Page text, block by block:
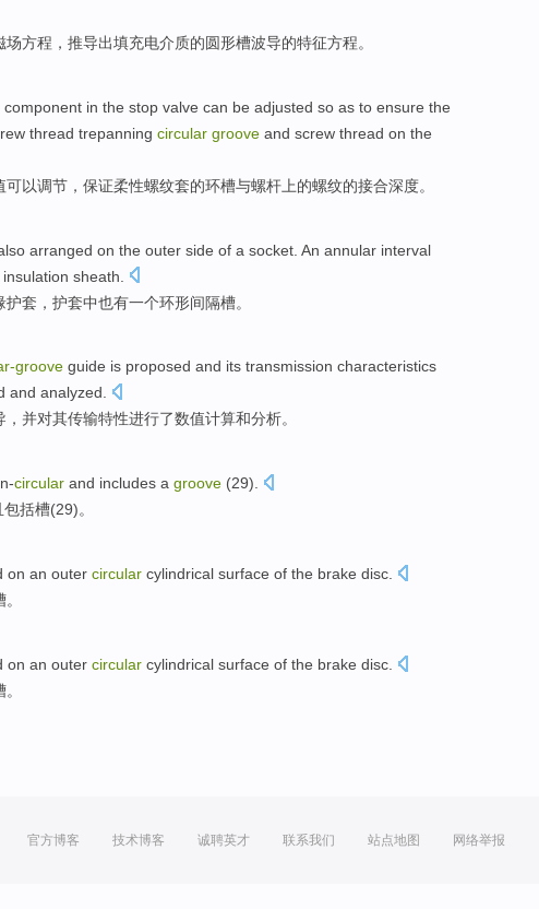
场方程 ，推导出填充电介质的圆形槽波导的特征方程。
component in the stop valve can be adjusted so as to ensure the
thread trepanning circular groove and screw thread on the
可以调节 ， 保证柔性螺纹套的环槽与螺杆 上的螺纹的接合深度。
arranged on the outer side of a socket An annular interval
sheath.
护套，护套中也有一个环形间隔槽。
groove guide is proposed and its transmission characteristics
and analyzed.
并对其传输特性进行了数值计算和分析。
circular and includes a groove (29).
包括槽(29)。
on an outer circular cylindrical surface of the brake disc
。
on an outer circular cylindrical surface of the brake disc
。
官方博客 技术博客 诚聘英才 联系我们 站点地图 网络举报